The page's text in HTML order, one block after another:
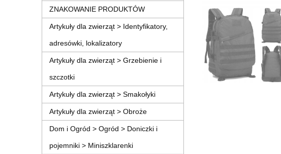
ZNAKOWANIE PRODUKTÓW
Artykuły dla zwierząt > Identyfikatory,
adresówki, lokalizatory
Artykuły dla zwierząt > Grzebienie i
szczotki
Artykuły dla zwierząt > Smakołyki
Artykuły dla zwierząt > Obroże
Dom i Ogród > Ogród > Doniczki i
pojemniki > Miniszklarenki